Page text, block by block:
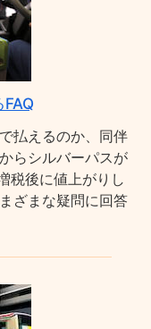
払えるのか、同伴
らシルバーパスが
税後に値上がりし
ざまな疑問に回答